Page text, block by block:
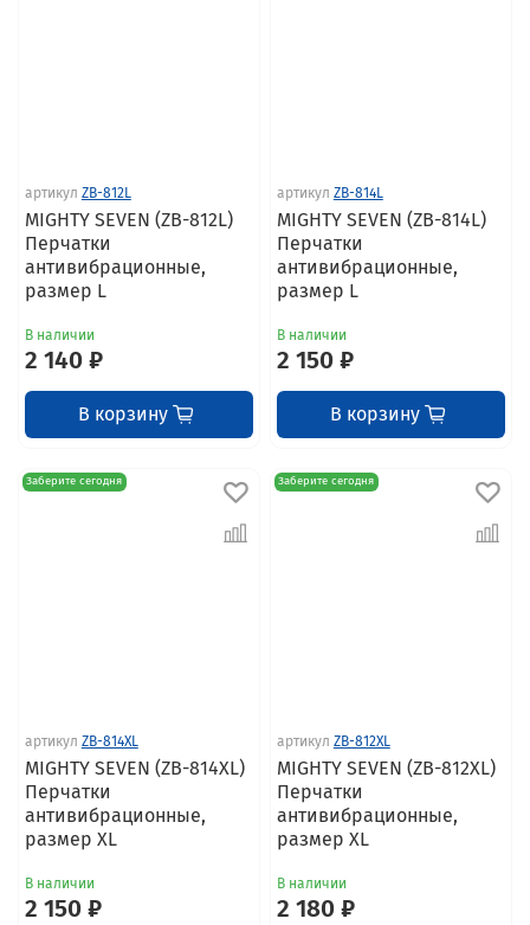
артикул ZB-812L
MIGHTY SEVEN (ZB-812L)
Перчатки
антивибрационные,
размер L
В наличии
2 140 ₽
В корзину
артикул ZB-814L
MIGHTY SEVEN (ZB-814L)
Перчатки
антивибрационные,
размер L
В наличии
2 150 ₽
В корзину
Заберите сегодня
артикул ZB-814XL
MIGHTY SEVEN (ZB-814XL)
Перчатки
антивибрационные,
размер XL
В наличии
2 150 ₽
Заберите сегодня
артикул ZB-812XL
MIGHTY SEVEN (ZB-812XL)
Перчатки
антивибрационные,
размер XL
В наличии
2 180 ₽